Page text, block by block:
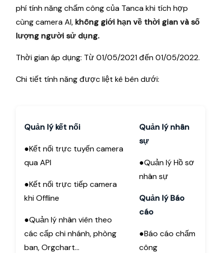
phí tính năng chấm công của Tanca khi tích hợp
cùng camera AI, không giới hạn về thời gian và số
lượng người sử dụng.
Thời gian áp dụng: Từ 01/05/2021 đến 01/05/2022.
Chi tiết tính năng được liệt kê bên dưới:
Quản lý kết nối
●Kết nối trực tuyến camera
qua API
●Kết nối trực tiếp camera
khi Offline
●Quản lý nhân viên theo
các cấp chi nhánh, phòng
ban, Orgchart…
Quản lý nhân
sự
●Quản lý Hồ sơ
nhân sự
Quản lý Báo
cáo
●Báo cáo chấm
công